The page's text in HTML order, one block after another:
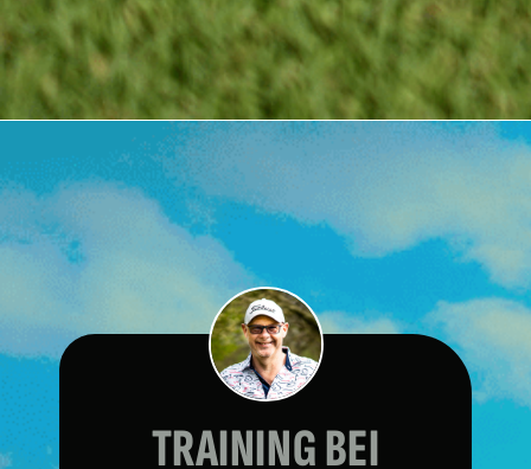
TRAINING BEI